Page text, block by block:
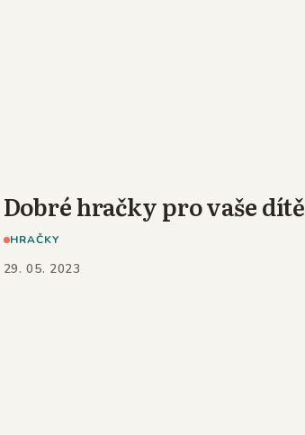
Dobré hračky pro vaše dítě
HRAČKY
29. 05. 2023